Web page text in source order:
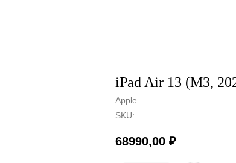
iPad Air 13 (M3,
Apple
SKU:
68990,00 ₽